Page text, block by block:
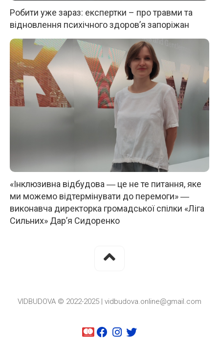
Робити уже зараз: експертки – про травми та
відновлення психічного здоров’я запоріжан
«Інклюзивна відбудова ― це не те питання, яке
ми можемо відтермінувати до перемоги» ―
виконавча директорка громадської спілки «Ліга
Сильних» Дар’я Сидоренко
VIDBUDOVA © 2022-2025 | vidbudova.online@gmail.com